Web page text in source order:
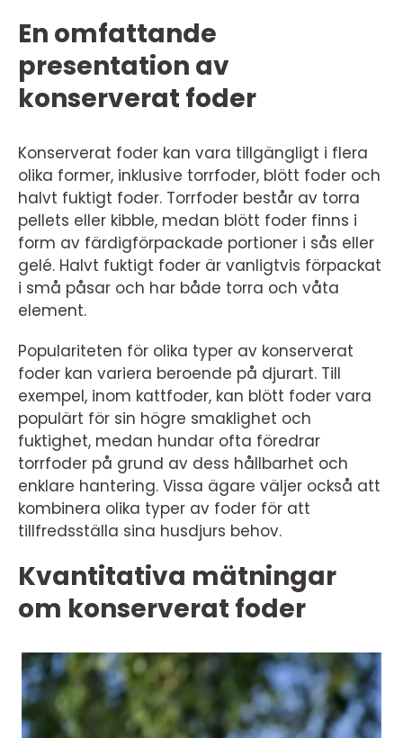
En omfattande
presentation av
konserverat foder
Konserverat foder kan vara tillgängligt i flera
olika former, inklusive torrfoder, blött foder och
halvt fuktigt foder. Torrfoder består av torra
pellets eller kibble, medan blött foder finns i
form av färdigförpackade portioner i sås eller
gelé. Halvt fuktigt foder är vanligtvis förpackat
i små påsar och har både torra och våta
element.
Populariteten för olika typer av konserverat
foder kan variera beroende på djurart. Till
exempel, inom kattfoder, kan blött foder vara
populärt för sin högre smaklighet och
fuktighet, medan hundar ofta föredrar
torrfoder på grund av dess hållbarhet och
enklare hantering. Vissa ägare väljer också att
kombinera olika typer av foder för att
tillfredsställa sina husdjurs behov.
Kvantitativa mätningar
om konserverat foder